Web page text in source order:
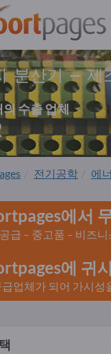
분산기 – 제
의 수출 업체
전기공학 에
에서
급 – 중고품 – 비즈
에 귀
업체가 되어 가시성